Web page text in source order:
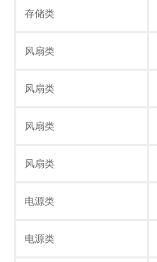
存储类
风扇类
风扇类
风扇类
风扇类
电源类
电源类